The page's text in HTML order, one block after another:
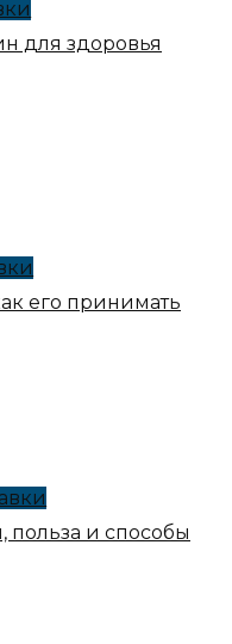
для здоровья
его принимать
польза и способы